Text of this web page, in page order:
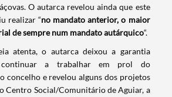
O autarca revelou ainda que este
realizar “no mandato anterior, o maior
de sempre num mandato autárquico“.
atenta, o autarca deixou a garantia
continuar a trabalhar em prol do
concelho e revelou alguns dos projetos
Centro Social/Comunitário de Aguiar, a